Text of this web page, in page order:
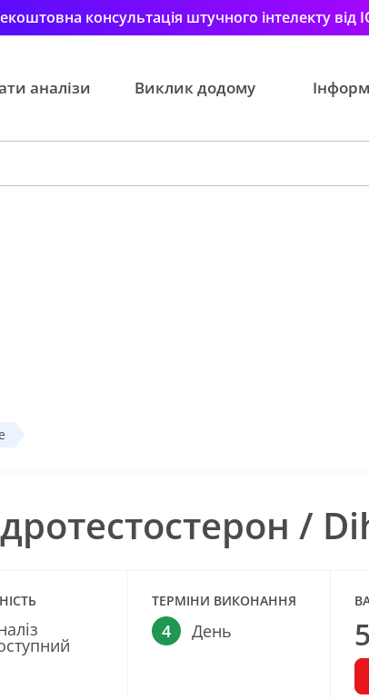
консультація штучного інтелекту від
аналізи Виклик додому
/
ТЕРМІНИ ВИКОНАННЯ
4 День